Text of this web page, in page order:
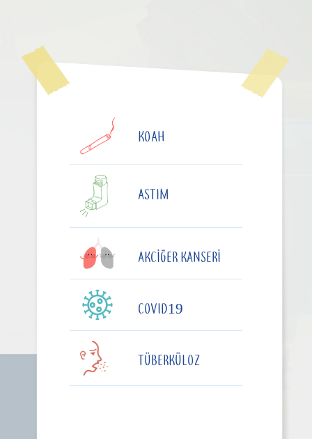
KOAH
ASTIM
AKCIĞER KANSERI
COVID19
TÜBERKÜLOZ